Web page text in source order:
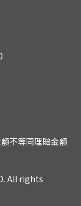
不等同理賠金額
All rights